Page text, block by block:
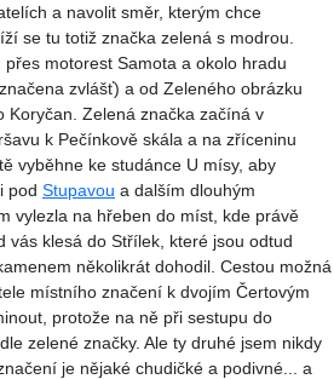
a navolit směr, kterým chce
se tu totiž značka zelená s modrou.
motorest Samota a okolo hradu
zvlášť) a od Zeleného obrázku
Koryčan. Zelená značka začíná v
k Pečínkově skála a na zříceninu
vyběhne ke studánce U mísy, aby
pod Stupavou a dalším dlouhým
vylezla na hřeben do míst, kde právě
vás klesá do Střílek, které jsou odtud
několikrát dohodil. Cestou možná
místního značení k dvojím Čertovým
protože na ně při sestupu do
zelené značky. Ale ty druhé jsem nikdy
je nějaké chudičké a podivné... a